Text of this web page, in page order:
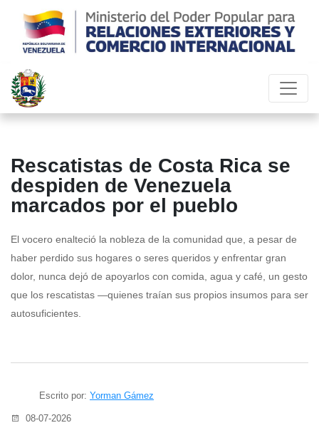
Rescatistas de Costa Rica se
despiden de Venezuela
marcados por el pueblo
El vocero enalteció la nobleza de la comunidad que, a pesar de
haber perdido sus hogares o seres queridos y enfrentar gran
dolor, nunca dejó de apoyarlos con comida, agua y café, un gesto
que los rescatistas —quienes traían sus propios insumos para ser
autosuficientes.
Escrito por: Yorman Gámez
08-07-2026